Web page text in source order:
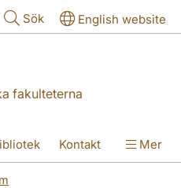
Sök English website
fakulteterna
Kontakt Mer